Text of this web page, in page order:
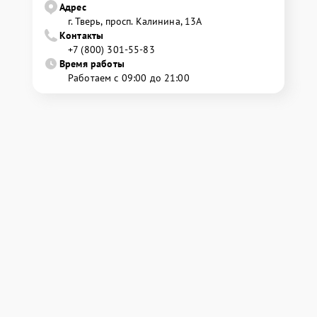
Адрес
г. Тверь, просп. Калинина, 13А
Контакты
+7 (800) 301-55-83
Время работы
Работаем с 09:00 до 21:00